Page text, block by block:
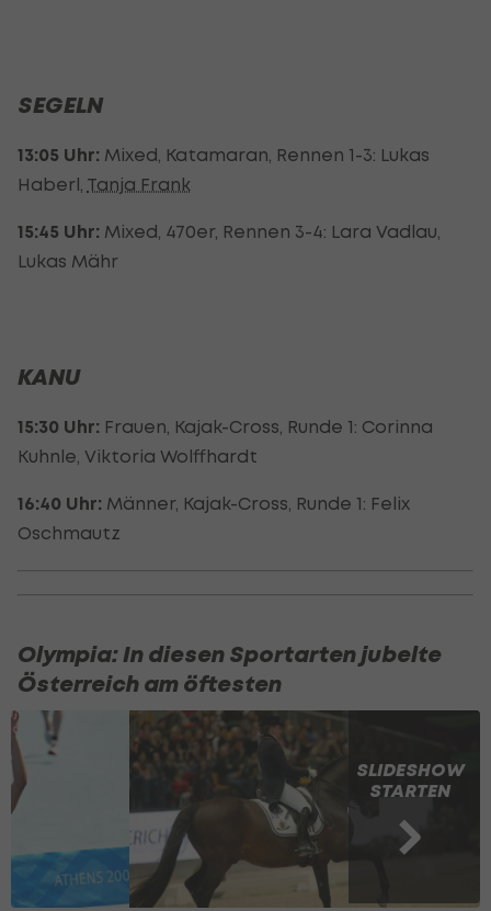
SEGELN
13:05 Uhr: Mixed, Katamaran, Rennen 1-3: Lukas
Haberl, Tanja Frank
15:45 Uhr: Mixed, 470er, Rennen 3-4: Lara Vadlau,
Lukas Mähr
KANU
15:30 Uhr: Frauen, Kajak-Cross, Runde 1: Corinna
Kuhnle, Viktoria Wolffhardt
16:40 Uhr: Männer, Kajak-Cross, Runde 1: Felix
Oschmautz
Olympia: In diesen Sportarten jubelte
Österreich am öftesten
SLIDESHOW
STARTEN